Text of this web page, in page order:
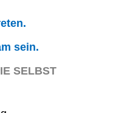
sein.
SELBST